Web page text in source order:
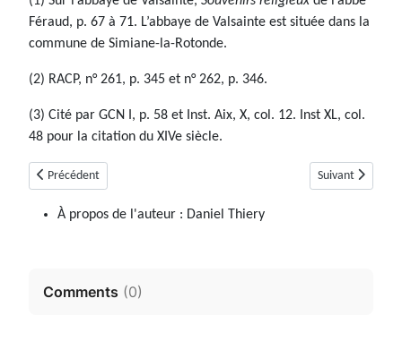
Féraud, p. 67 à 71. L’abbaye de Valsainte est située dans la
commune de Simiane-la-Rotonde.
(2) RACP, n° 261, p. 345 et n° 262, p. 346.
(3) Cité par GCN I, p. 58 et Inst. Aix, X, col. 12. Inst XL, col.
48 pour la citation du XIVe siècle.
Article précédent : La Condamine-Chatelard
Précédent Article suivant :
Suivant
À propos de l'auteur : Daniel Thiery
Comments (0)